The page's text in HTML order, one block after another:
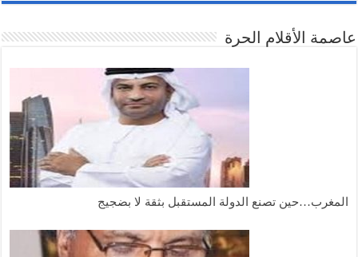
عاصمة الأقلام الحرة
المغرب…حين تصنع الدولة المستقبل بثقة لا بضجيج